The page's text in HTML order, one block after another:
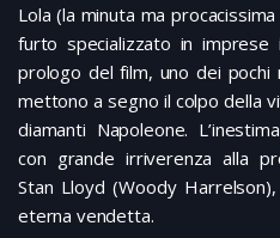
Lola (la minuta ma
furto specializzato in imprese
prologo del film, uno dei
mettono a segno il colpo della
diamanti Napoleone.
con grande irriverenza alla
Stan Lloyd (Woody
eterna vendetta.